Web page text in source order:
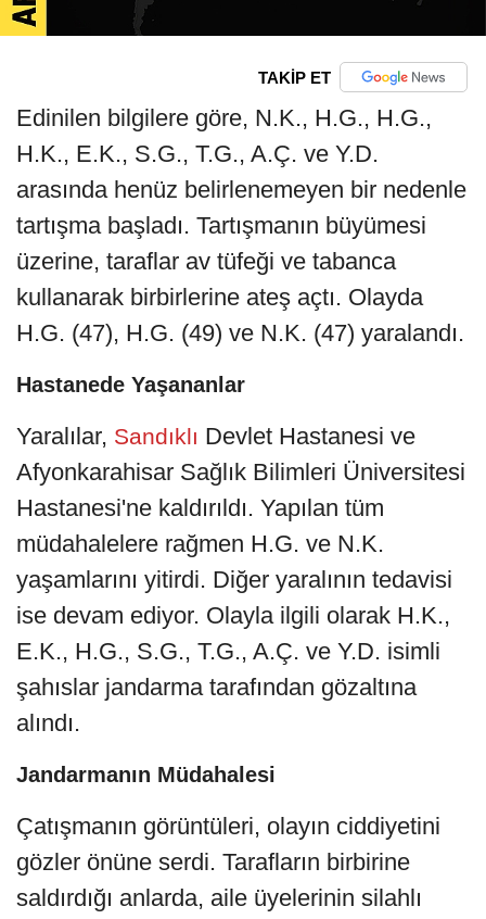
TAKİP ET
Edinilen bilgilere göre, N.K., H.G., H.G.,
H.K., E.K., S.G., T.G., A.Ç. ve Y.D.
arasında henüz belirlenemeyen bir nedenle
tartışma başladı. Tartışmanın büyümesi
üzerine, taraflar av tüfeği ve tabanca
kullanarak birbirlerine ateş açtı. Olayda
H.G. (47), H.G. (49) ve N.K. (47) yaralandı.
Hastanede Yaşananlar
Yaralılar, Sandıklı Devlet Hastanesi ve
Afyonkarahisar Sağlık Bilimleri Üniversitesi
Hastanesi'ne kaldırıldı. Yapılan tüm
müdahalelere rağmen H.G. ve N.K.
yaşamlarını yitirdi. Diğer yaralının tedavisi
ise devam ediyor. Olayla ilgili olarak H.K.,
E.K., H.G., S.G., T.G., A.Ç. ve Y.D. isimli
şahıslar jandarma tarafından gözaltına
alındı.
Jandarmanın Müdahalesi
Çatışmanın görüntüleri, olayın ciddiyetini
gözler önüne serdi. Tarafların birbirine
saldırdığı anlarda, aile üyelerinin silahlı